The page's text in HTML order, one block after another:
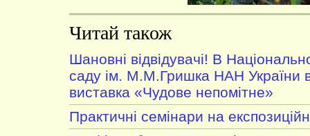
Читай також
Шановні відвідувачі! В
саду ім. М.М.Гришка НАН України
виставка «Чудове непомітне»
Практичні семінари на